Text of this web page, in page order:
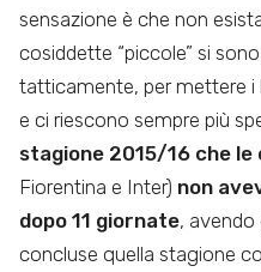
sensazione è che non
cosiddette “piccole” si
tatticamente, per mettere i
e ci riescono sempre più
stagione 2015/16 che le
Fiorentina e Inter) non
dopo 11 giornate,
concluse quella stagione